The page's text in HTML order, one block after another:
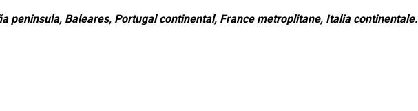
peninsula, Baleares, Portugal continental, France metroplitane, Italia continentale.